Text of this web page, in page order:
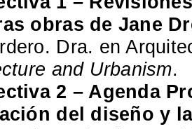
obras de Jane
Dra. en
and Urbanism.
2 – Agenda
del diseño y